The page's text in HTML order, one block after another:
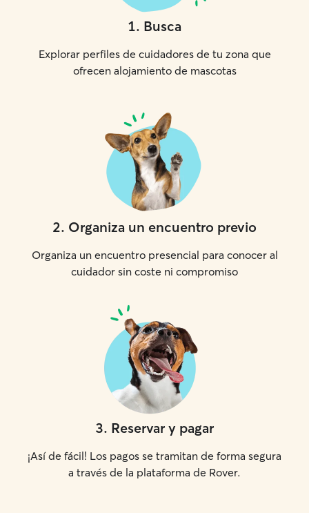
1. Busca
Explorar perfiles de cuidadores de tu zona que
ofrecen alojamiento de mascotas
2. Organiza un encuentro previo
Organiza un encuentro presencial para conocer al
cuidador sin coste ni compromiso
3. Reservar y pagar
¡Así de fácil! Los pagos se tramitan de forma segura
a través de la plataforma de Rover.